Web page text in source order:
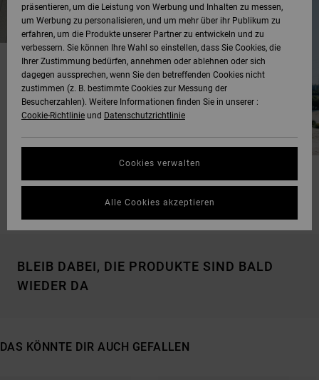
GESCHENKE FÜR MÄNNER SPORTLICHE GESCHENKE
BLEIB DABEI, DIE PRODUKTE SIND BALD
WIEDER DA
DAS KÖNNTE DIR AUCH GEFALLEN
präsentieren, um die Leistung von Werbung und Inhalten zu messen,
um Werbung zu personalisieren, und um mehr über ihr Publikum zu
erfahren, um die Produkte unserer Partner zu entwickeln und zu
verbessern. Sie können Ihre Wahl so einstellen, dass Sie Cookies, die
Ihrer Zustimmung bedürfen, annehmen oder ablehnen oder sich
dagegen aussprechen, wenn Sie den betreffenden Cookies nicht
zustimmen (z. B. bestimmte Cookies zur Messung der
Besucherzahlen). Weitere Informationen finden Sie in unserer :
Cookie-Richtlinie und Datenschutzrichtlinie
Cookies verwalten
Alle Cookies akzeptieren